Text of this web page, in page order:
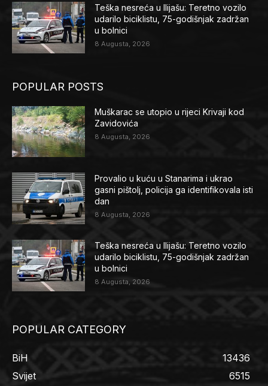
Teška nesreća u Ilijašu: Teretno vozilo
udarilo biciklistu, 75-godišnjak zadržan
u bolnici
8 Augusta, 2026
POPULAR POSTS
Muškarac se utopio u rijeci Krivaji kod
Zavidovića
8 Augusta, 2026
Provalio u kuću u Stanarima i ukrao
gasni pištolj, policija ga identifikovala isti
dan
8 Augusta, 2026
Teška nesreća u Ilijašu: Teretno vozilo
udarilo biciklistu, 75-godišnjak zadržan
u bolnici
8 Augusta, 2026
POPULAR CATEGORY
BiH
13436
Svijet
6515